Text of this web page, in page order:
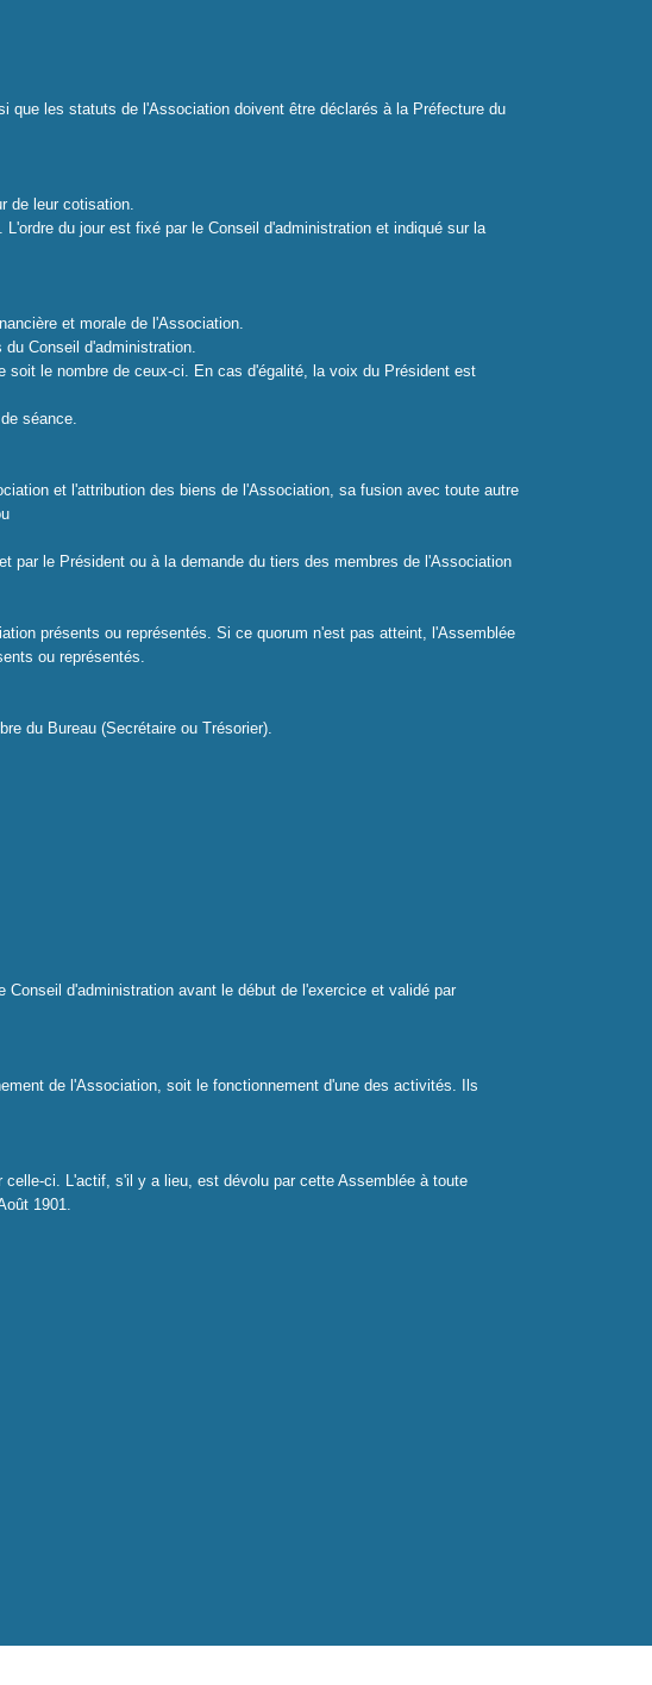
que les statuts de l'Association doivent être déclarés à la Préfecture du
de leur cotisation.
du jour est fixé par le Conseil d'administration et indiqué sur la
et morale de l'Association.
Conseil d'administration.
soit le nombre de ceux-ci. En cas d'égalité, la voix du Président est
séance.
et l'attribution des biens de l'Association, sa fusion avec toute autre
par le Président ou à la demande du tiers des membres de l'Association
présents ou représentés. Si ce quorum n'est pas atteint, l'Assemblée
ou représentés.
du Bureau (Secrétaire ou Trésorier).
d'administration avant le début de l'exercice et validé par
de l'Association, soit le fonctionnement d'une des activités. Ils
ci. L'actif, s'il y a lieu, est dévolu par cette Assemblée à toute
1901.